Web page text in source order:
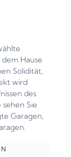
dem Hause
Solidität,
wird
des
Sie
Garagen,